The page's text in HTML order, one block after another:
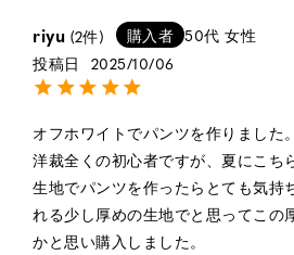
riyu 2 購入者 50代 女性
投稿日
2025/10/06
オフホワイトでパンツを作りました。
洋裁全くの初心者ですが、夏にこ
生地でパンツを作ったらとても気持
れる少し厚めの生地でと思ってこの
かと思い購入しました。